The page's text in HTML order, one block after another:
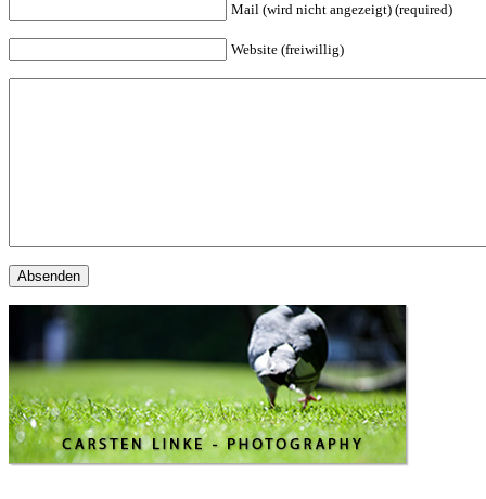
Mail (wird nicht angezeigt) (required)
Website (freiwillig)